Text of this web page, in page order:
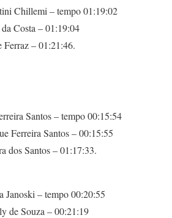
Chillemi – tempo 01:19:02
Costa – 01:19:04
Ferraz – 01:21:46.
Santos – tempo 00:15:54
Ferreira Santos – 00:15:55
dos Santos – 01:17:33.
Janoski – tempo 00:20:55
de Souza – 00:21:19